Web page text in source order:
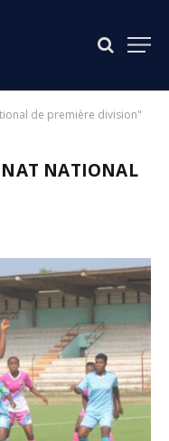
de première division"
NATIONAL